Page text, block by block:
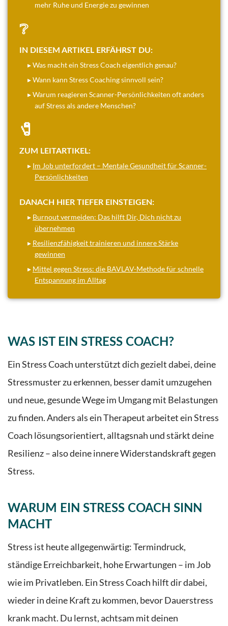
mehr Ruhe und Energie zu gewinnen
❔
IN DIESEM ARTIKEL ERFÄHRST DU:
▸ Was macht ein Stress Coach eigentlich genau?
▸ Wann kann Stress Coaching sinnvoll sein?
▸ Warum reagieren Scanner-Persönlichkeiten oft anders
auf Stress als andere Menschen?
🧷
ZUM LEITARTIKEL:
▸ Im Job unterfordert – Mentale Gesundheit für Scanner-
Persönlichkeiten
DANACH HIER TIEFER EINSTEIGEN:
▸ Burnout vermeiden: Das hilft Dir, Dich nicht zu
übernehmen
▸ Resilienzfähigkeit trainieren und innere Stärke
gewinnen
▸ Mittel gegen Stress: die BAVLAV-Methode für schnelle
Entspannung im Alltag
WAS IST EIN STRESS COACH?
Ein Stress Coach unterstützt dich gezielt dabei, deine
Stressmuster zu erkennen, besser damit umzugehen
und neue, gesunde Wege im Umgang mit Belastungen
zu finden. Anders als ein Therapeut arbeitet ein Stress
Coach lösungsorientiert, alltagsnah und stärkt deine
Resilienz – also deine innere Widerstandskraft gegen
Stress.
WARUM EIN STRESS COACH SINN
MACHT
Stress ist heute allgegenwärtig: Termindruck,
ständige Erreichbarkeit, hohe Erwartungen – im Job
wie im Privatleben. Ein Stress Coach hilft dir dabei,
wieder in deine Kraft zu kommen, bevor Dauerstress
krank macht. Du lernst, achtsam mit deinen